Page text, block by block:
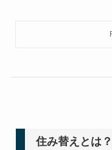
住み替えとは